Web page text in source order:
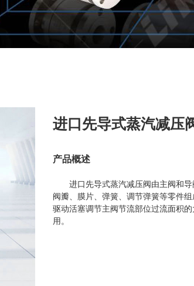
进口先导式蒸汽减压
产品概述
进口先导式蒸汽减压阀由主阀和
阀瓣、膜片、弹簧、调节弹簧等零件
驱动活塞调节主阀节流部位过流面积
用。